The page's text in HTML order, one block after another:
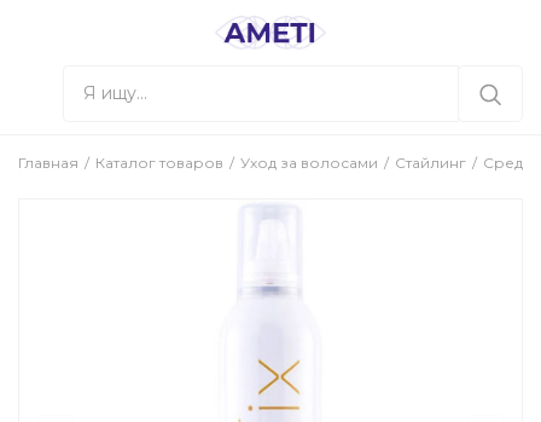
Главная Каталог товаров Уход за волосами Стайлинг